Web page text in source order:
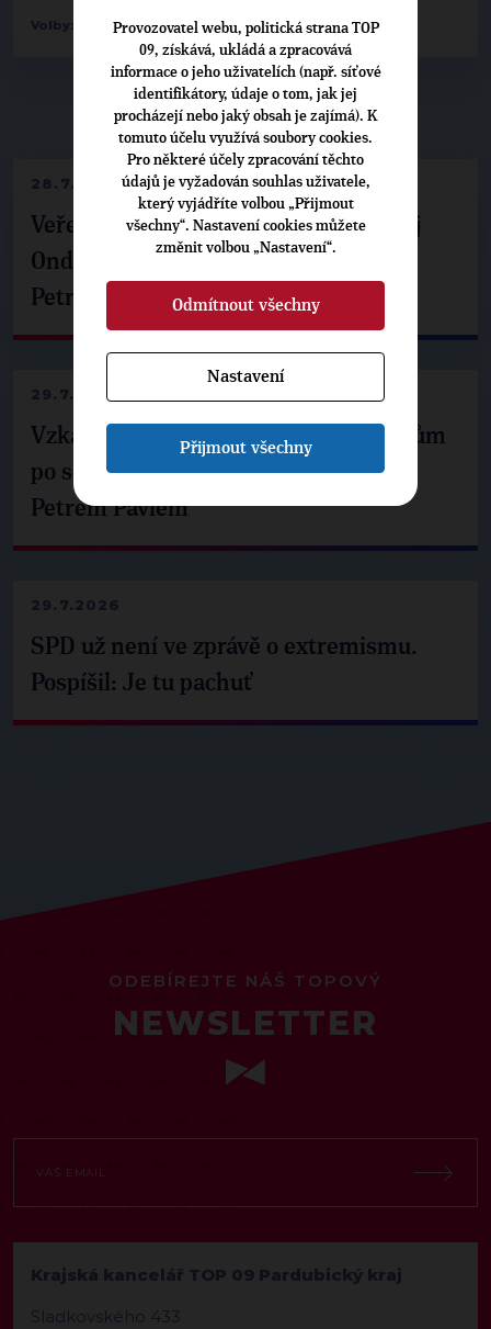
▶NEPŘEHLÉDNĚTE◀
28.7.2026
Veřejné finance, euro i školství. Matěj
Ondřej Havel jednal s prezidentem
Petrem Pavlem
29.7.2026
Vzkaz Matěje Ondřeje Havla příznivcům
po setkání s prezidentem republiky
Petrem Pavlem
29.7.2026
SPD už není ve zprávě o extremismu.
Pospíšil: Je tu pachuť
Volby: 2010 zastupitelstva obcí-Žamberk
ODEBÍREJTE NÁŠ TOPOVÝ
NEWSLETTER
Krajská kancelář TOP 09 Pardubický kraj
Sladkovského 433
Provozovatel webu, politická strana TOP
09, získává, ukládá a zpracovává
informace o jeho uživatelích (např. síťové
identifikátory, údaje o tom, jak jej
procházejí nebo jaký obsah je zajímá). K
tomuto účelu využívá soubory cookies.
Pro některé účely zpracování těchto
údajů je vyžadován souhlas uživatele,
který vyjádříte volbou „Přijmout
všechny“. Nastavení cookies můžete
změnit volbou „Nastavení“.
Odmítnout všechny
Nastavení
Přijmout všechny